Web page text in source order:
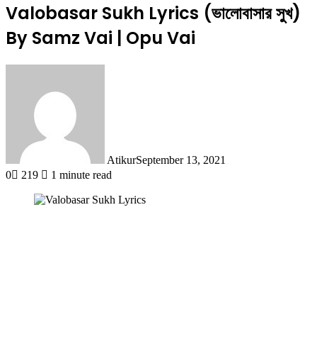
Valobasar Sukh Lyrics (ভালোবাসার সুখ)
By Samz Vai | Opu Vai
AtikurSeptember 13, 2021
0
219 1 minute read